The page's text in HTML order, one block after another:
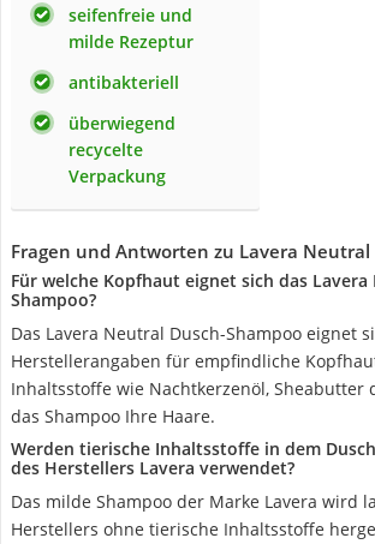
seifenfreie und
milde Rezeptur
antibakteriell
überwiegend
recycelte
Verpackung
Fragen und Antworten zu Lavera Neutral
Für welche Kopfhaut eignet sich das Lavera
Shampoo?
Das Lavera Neutral Dusch-Shampoo eignet
Herstellerangaben für empfindliche
Inhaltsstoffe wie Nachtkerzenöl, Sheabutter
das Shampoo Ihre Haare.
Werden tierische Inhaltsstoffe in dem
des Herstellers Lavera verwendet?
Das milde Shampoo der Marke Lavera wird
Herstellers ohne tierische Inhaltsstoffe